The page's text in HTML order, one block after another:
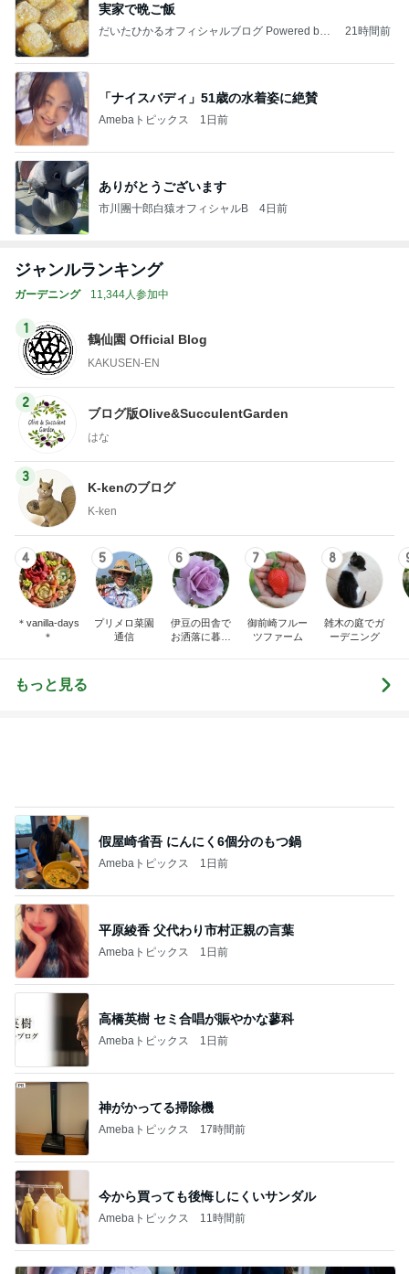
実家で晩ご飯
だいたひかるオフィシャルブログ Powered by
21時間前
「ナイスバディ」51歳の水着姿に絶賛
Amebaトピックス 1日前
ありがとうございます
市川團十郎白猿オフィシャルB 4日前
ジャンルランキング
ガーデニング 11,344人参加中
1
鶴仙園 Official Blog
KAKUSEN-EN
2
ブログ版Olive&SucculentGarden
はな
3
K-kenのブログ
K-ken
4
＊vanilla-days
＊
5
プリメロ菜園
通信
6
伊豆の田舎で
お洒落に暮ら
7
御前崎フルー
ツファーム
8
雑木の庭でガ
ーデニング
もっと見る
平原綾香 父代わり市村正親の言葉
Amebaトピックス 1日前
高橋英樹 セミ合唱が賑やかな蓼科
Amebaトピックス 1日前
神がかってる掃除機
Amebaトピックス 17時間前
今から買っても後悔しにくいサンダル
Amebaトピックス 11時間前